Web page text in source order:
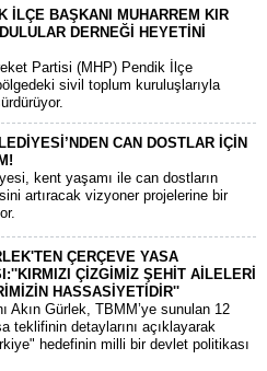
İLÇE BAŞKANI MUHARREM KIR
DERNEĞİ HEYETİNİ
Partisi (MHP) Pendik İlçe
sivil toplum kuruluşlarıyla
CAN DOSTLAR İÇİN
kent yaşamı ile can dostların
artıracak vizyoner projelerine bir
ÇERÇEVE YASA
ÇİZGİMİZ ŞEHİT AİLELERİ
HASSASİYETİDİR''
Akın Gürlek, TBMM’ye sunulan 12
teklifinin detaylarını açıklayarak
hedefinin milli bir devlet politikası